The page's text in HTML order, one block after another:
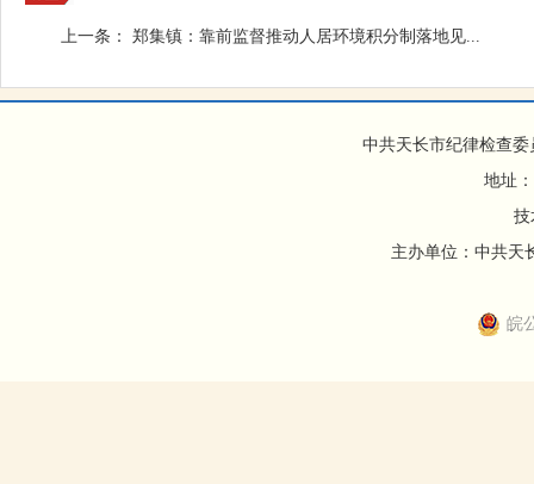
上一条： 郑集镇：靠前监督推动人居环境积分制落地见...
中共天长市纪律检查
地址
技
主办单位：中共天
皖